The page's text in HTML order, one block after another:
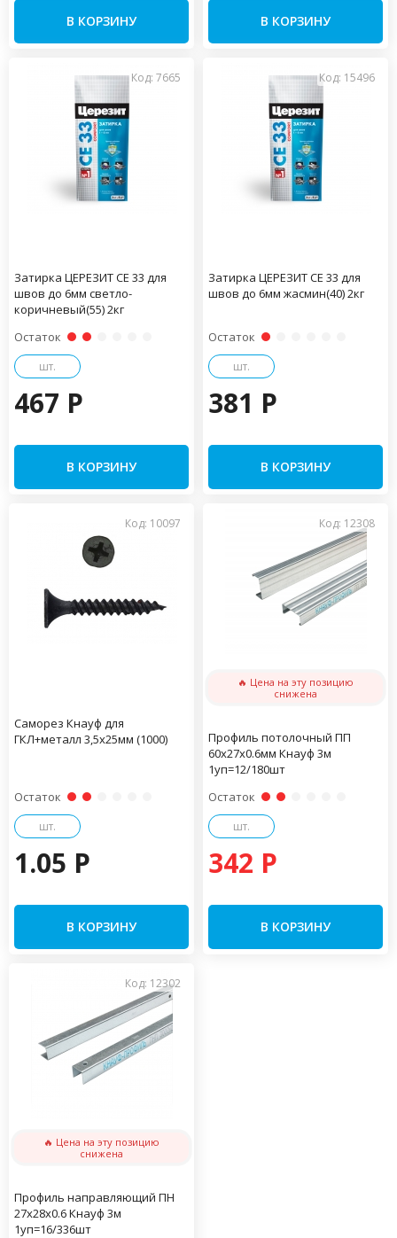
В КОРЗИНУ В КОРЗИНУ
Код: 7665
Затирка ЦЕРЕЗИТ CE 33 для
швов до 6мм светло-
коричневый(55) 2кг
Остаток
шт.
467 P
В КОРЗИНУ
Код: 15496
Затирка ЦЕРЕЗИТ CE 33 для
швов до 6мм жасмин(40) 2кг
Остаток
шт.
381 P
В КОРЗИНУ
Код: 10097
Саморез Кнауф для
ГКЛ+металл 3,5х25мм (1000)
Остаток
шт.
1.05 P
В КОРЗИНУ
Код: 12308
🔥 Цена на эту позицию
снижена
Профиль потолочный ПП
60х27х0.6мм Кнауф 3м
1уп=12/180шт
Остаток
шт.
342 P
В КОРЗИНУ
Код: 12302
🔥 Цена на эту позицию
снижена
Профиль направляющий ПН
27х28х0.6 Кнауф 3м
1уп=16/336шт